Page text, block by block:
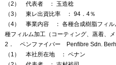
（2） 代表者 ： 玉造稔
（3） 東レ出資比率 ： 94．4％
（4） 事業内容 ： 各種合成樹脂フィル
種フィルム加工（コーティング、蒸着、
2． ペンファイバー Penfibre Sdn.
（1） 本社所在地 ： ペナン